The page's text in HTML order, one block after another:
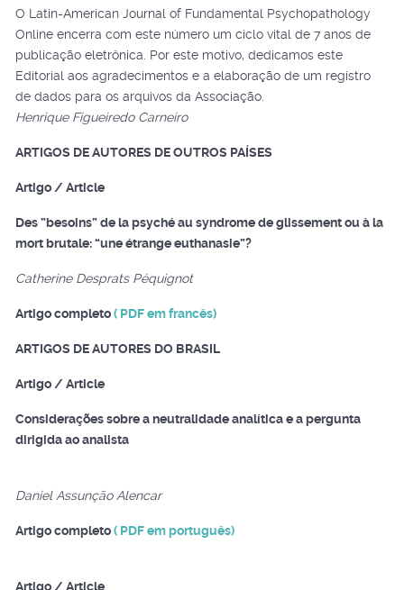
O Latin-American Journal of Fundamental Psychopathology
Online encerra com este número um ciclo vital de 7 anos de
publicação eletrônica. Por este motivo, dedicamos este
Editorial aos agradecimentos e a elaboração de um registro
de dados para os arquivos da Associação.
Henrique Figueiredo Carneiro
ARTIGOS DE AUTORES DE OUTROS PAÍSES
Artigo / Article
Des ”besoins” de la psyché au syndrome de glissement ou à la
mort brutale: “une étrange euthanasie”?
Catherine Desprats Péquignot
Artigo completo( PDF em francês)
ARTIGOS DE AUTORES DO BRASIL
Artigo / Article
Considerações sobre a neutralidade analítica e a pergunta
dirigida ao analista
Daniel Assunção Alencar
Artigo completo( PDF em português)
Artigo / Article